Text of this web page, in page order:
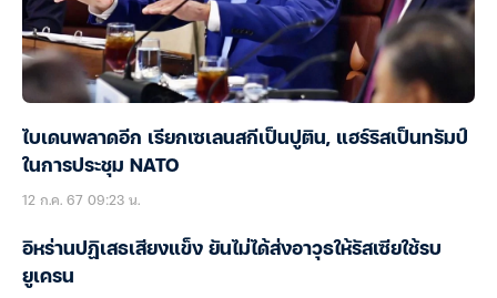
ไบเดนพลาดอีก เรียกเซเลนสกีเป็นปูติน, แฮร์ริสเป็นทรัมป์
ในการประชุม NATO
12 ก.ค. 67 09:23 น.
อิหร่านปฏิเสธเสียงแข็ง ยันไม่ได้ส่งอาวุธให้รัสเซียใช้รบ
ยูเครน